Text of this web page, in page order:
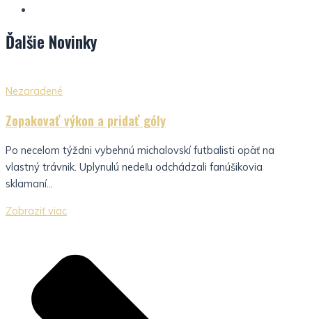
Ďalšie Novinky
Nezaradené
Zopakovať výkon a pridať góly
Po necelom týždni vybehnú michalovskí futbalisti opäť na
vlastný trávnik. Uplynulú nedeľu odchádzali fanúšikovia
sklamaní...
Zobraziť viac